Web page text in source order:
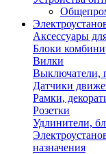
Аксессуары
Блоки
Вилки
Выключатели,
Датчики
Рамки,
Розетки
Удлинители,
назначения